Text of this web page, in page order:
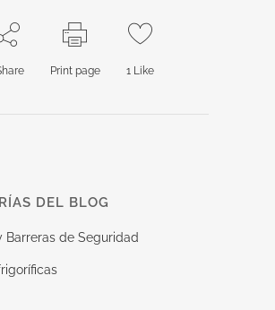
Print page 1 Like
DEL BLOG
Barreras de Seguridad